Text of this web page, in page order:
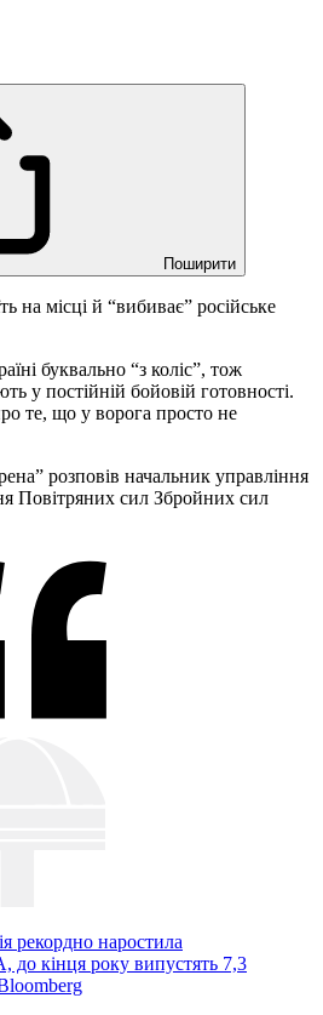
Поширити
на місці й “вибиває” російське
буквально “з коліс”, тож
у постійній бойовій готовності.
те, що у ворога просто не
розповів начальник управління
Повітряних сил Збройних сил
рекордно наростила
кінця року випустять 7,3